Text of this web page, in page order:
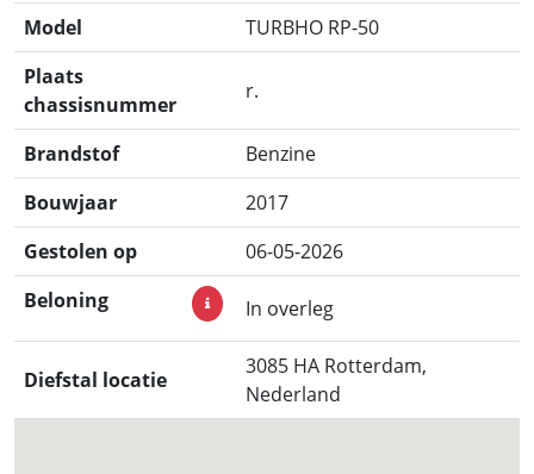
Model
TURBHO RP-50
Plaats
chassisnummer
r.
Brandstof
Benzine
Bouwjaar
2017
Gestolen op
06-05-2026
Beloning
In overleg
Diefstal locatie
3085 HA Rotterdam,
Nederland